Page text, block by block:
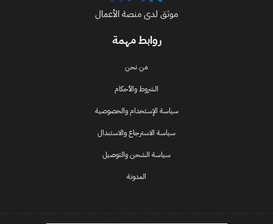
روابط مهمة
من نحن
الشروط والأحكام
سياسة الإستخدام والخصوصية
سياسة الاسترجاع والاستبدال
سياسة الشحن والتوصيل
المدونة
موثق لدى منصة الأعمال